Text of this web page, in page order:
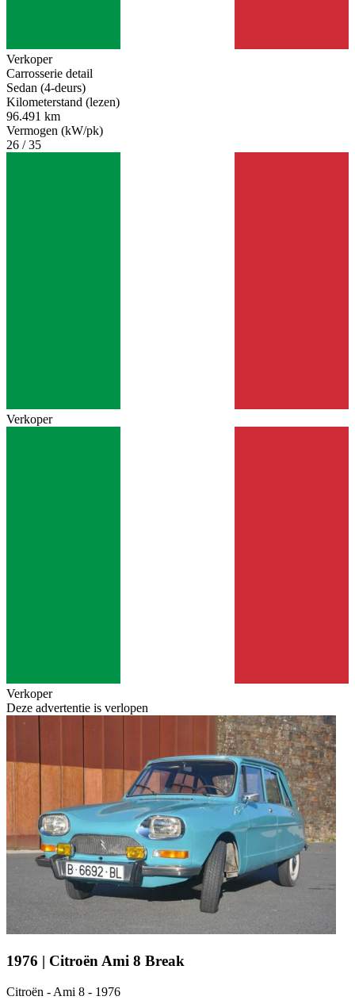
Verkoper
Carrosserie detail
Sedan (4-deurs)
Kilometerstand (lezen)
96.491 km
Vermogen (kW/pk)
26 / 35
Verkoper
Verkoper
Deze advertentie is verlopen
1976 | Citroën Ami 8 Break
Citroën - Ami 8 - 1976